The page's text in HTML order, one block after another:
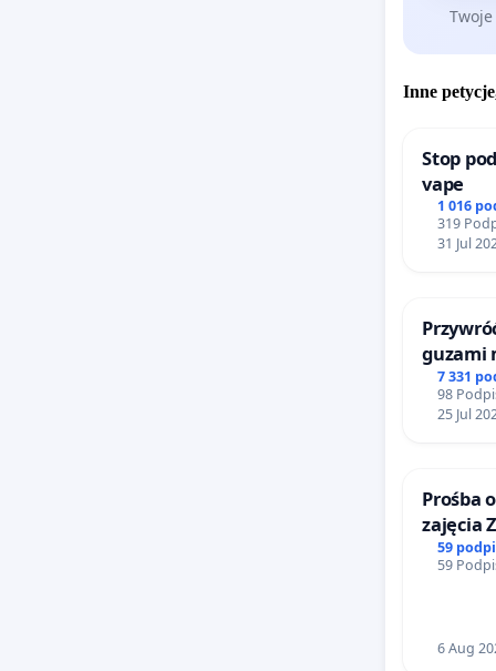
Inne
Stop
vape
1 016
319
31 Jul
guzami
litymi
7 331
98
25 Jul
Prośba
zajęcia
59
59
6 Aug